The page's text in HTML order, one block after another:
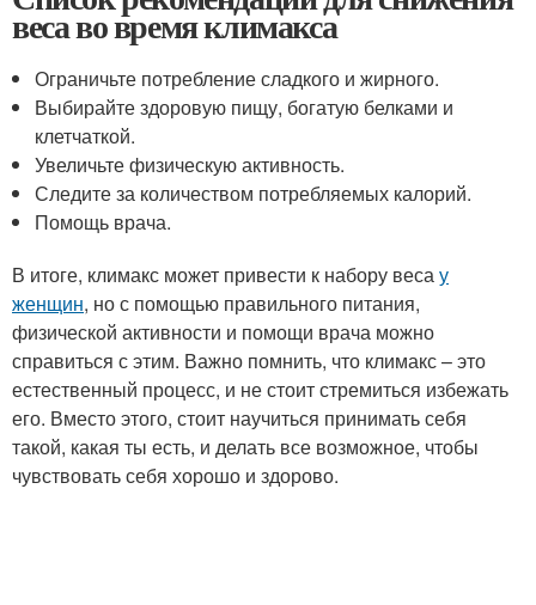
веса во время климакса
Ограничьте потребление сладкого и жирного.
Выбирайте здоровую пищу, богатую белками и
клетчаткой.
Увеличьте физическую активность.
Следите за количеством потребляемых калорий.
Помощь врача.
В итоге, климакс может привести к набору весау
женщин, но с помощью правильного питания,
физической активности и помощи врача можно
справиться с этим. Важно помнить, что климакс – это
естественный процесс, и не стоит стремиться избежать
его. Вместо этого, стоит научиться принимать себя
такой, какая ты есть, и делать все возможное, чтобы
чувствовать себя хорошо и здорово.